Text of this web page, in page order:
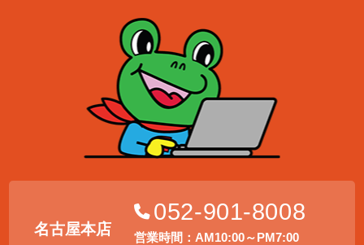
名古屋本店
052-901-8008
営業時間：AM10:00～PM7:00